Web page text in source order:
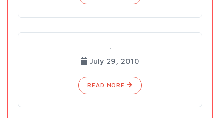
.
July 29, 2010
READ MORE